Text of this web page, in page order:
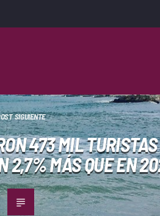
SIGUIENTE
473 MIL
2,7% MÁS QUE EN